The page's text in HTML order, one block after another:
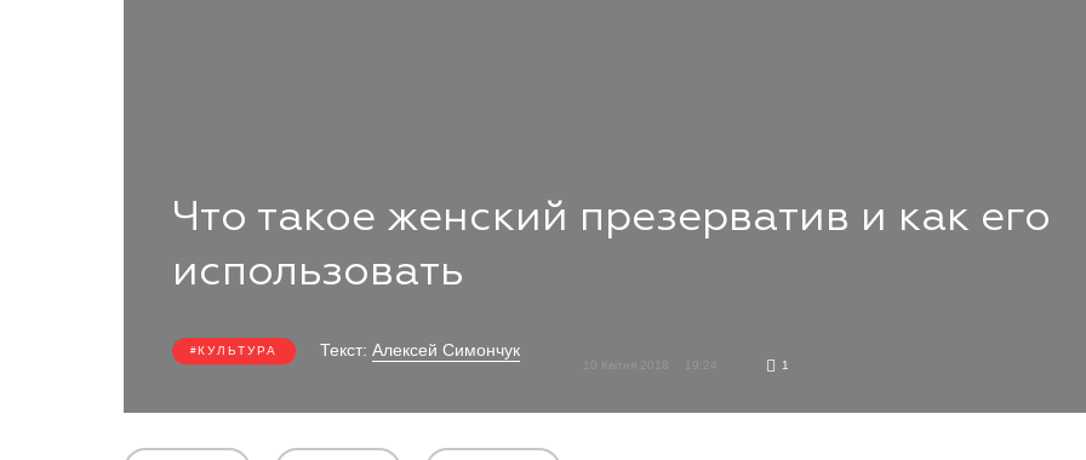
Что такое женский презерватив и как его
использовать
КУЛЬТУРА Текст: Алексей Симончук
19:24 1